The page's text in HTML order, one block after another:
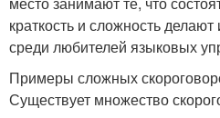
краткость и сложность
среди любителей языковых
Примеры сложных
Существует множество